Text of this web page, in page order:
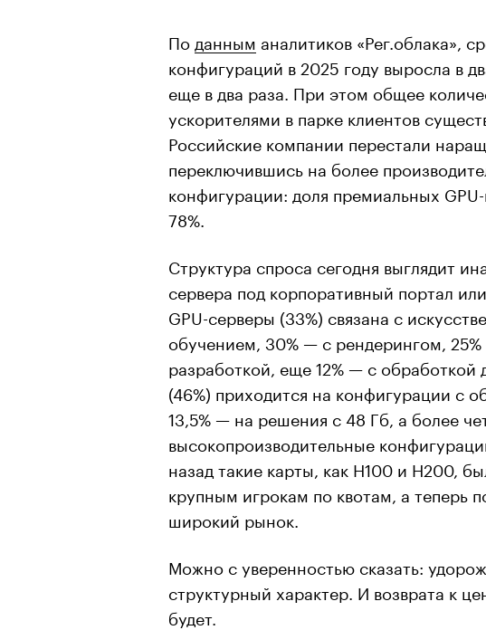
По данным аналитиков «Рег.облака»,
конфигураций в 2025 году выросла в
еще в два раза. При этом общее
ускорителями в парке клиентов
Российские компании перестали
переключившись на более
конфигурации: доля премиальных
78%.
Структура спроса сегодня выглядит
сервера под корпоративный портал
GPU-серверы (33%) связана с
обучением, 30% — с рендерингом,
разработкой, еще 12% — с
(46%) приходится на конфигурации с
13,5% — на решения с 48 Гб, а более
высокопроизводительные
назад такие карты, как H100 и H200,
крупным игрокам по квотам, а теперь
широкий рынок.
Можно с уверенностью сказать:
структурный характер. И возврата к
будет.